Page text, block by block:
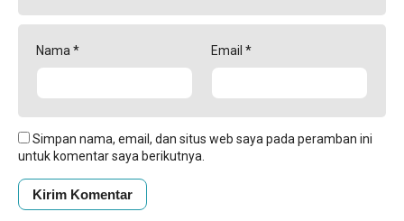
Nama * Email *
Simpan nama, email, dan situs web saya pada peramban ini
untuk komentar saya berikutnya.